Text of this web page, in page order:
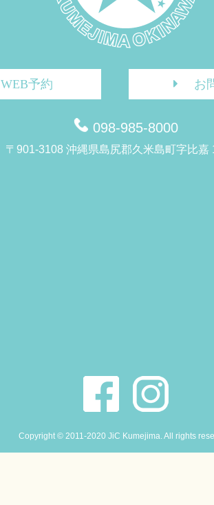
WEB予約 お
098-985-8000
〒901-3108 沖縄県島尻郡久米島町字比嘉
Copyright © 2011-2020 JiC Kumejima. All rights